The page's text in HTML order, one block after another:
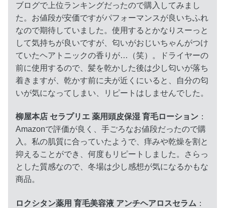
ブログで上位ランキングだったので購入してみまし
た。お値段が安価ですがパフォーマンスが良いちふれ
なので期待していました。使用するとかなりスーっと
して気持ちが良いですが、匂いがおじいちゃんがつけ
ていたヘアトニックの香りが…（笑）。ドライヤーの
前に使用するので、髪を乾かした後は少し匂いが落ち
着きますが、乾かす前に夫が近くにいると、自分の匂
いが気になってしまい、リピートはしませんでした。
柳屋本店 セラプリエ 薬用頭皮保湿 育毛ローション ：
Amazonで評価が良く、手ごろなお値段だったので購
入。私の肌質に合っていたようで、痒みや乾燥を割と
抑えることができ、何度もリピートしました。さらっ
とした質感なので、冬場は少し感想が気になるかもな
商品。
ロクシタン薬用 育毛美容液 アンチヘアロスセラム ：